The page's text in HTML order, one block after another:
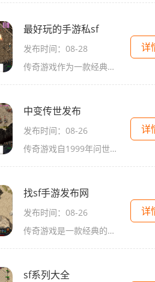
最好玩的手游私sf
发布时间：08-28
传奇游戏作为一款经典的角色扮演游戏，自发布以来便受到了广泛的欢迎。其核心玩法主要围绕战斗、升级、装备获取和社交互动等方面。玩家可以选择不同的职业，如战士、法师、道士等，各职业有着各自独特的技能和特点。角色扮演的乐趣角色扮演是传奇游戏的灵魂所
详
中变传世发布
发布时间：08-26
传奇游戏自1999年问世以来，凭借其独特的玩法和丰富的故事背景，迅速成为了玩家心中的经典。在这个虚拟的世界里，玩家可以选择不同的职业，如战士、法师和道士，进行角色扮演。玩家不仅可以与其他玩家进行战斗，还可以通过副本挑战、打怪升级等方式不断提
详
找sf手游发布网
发布时间：08-26
传奇游戏是一款经典的多人在线角色扮演游戏（MMORPG），自问世以来，便吸引了无数玩家。它以其丰富的游戏世界、深厚的背景故事和多样的玩法，使得每位玩家都能在其中找到属于自己的乐趣。角色扮演的多样性在传奇游戏中，玩家可以选择不同的职业，如战士
详
sf系列大全